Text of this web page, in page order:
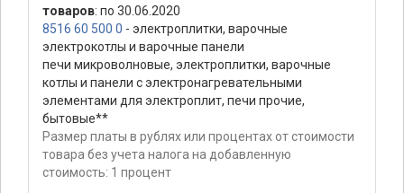
товаров: по 30.06.2020
8516 60 500 0 - электроплитки, варочные
электрокотлы и варочные панели
печи микроволновые, электроплитки, варочные
котлы и панели с электронагревательными
элементами для электроплит, печи прочие,
бытовые**
Размер платы в рублях или процентах от стоимости
товара без учета налога на добавленную
стоимость: 1 процент